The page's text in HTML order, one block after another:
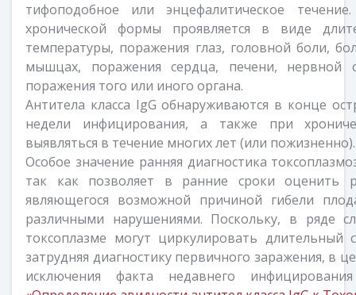
тифоподобное или энцефалитическое
хронической формы проявляется в виде
температуры, поражения глаз, головной боли,
мышцах, поражения сердца, печени, нервной
поражения того или иного органа.
Антитела класса IgG обнаруживаются в конце
недели инфицирования, а также при
выявляться в течение многих лет (или пожизненно).
Особое значение ранняя диагностика
так как позволяет в ранние сроки оценить
являющегося возможной причиной гибели
различными нарушениями. Поскольку, в ряде
токсоплазме могут циркулировать длительный
затрудняя диагностику первичного заражения, в
исключения факта недавнего